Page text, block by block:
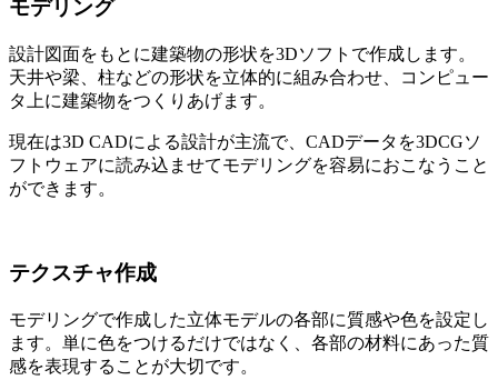
モデリング
設計図面をもとに建築物の形状を3Dソフトで作成します。
天井や梁、柱などの形状を立体的に組み合わせ、コンピュー
タ上に建築物をつくりあげます。
現在は3D CADによる設計が主流で、CADデータを3DCGソ
フトウェアに読み込ませてモデリングを容易におこなうこと
ができます。
テクスチャ作成
モデリングで作成した立体モデルの各部に質感や色を設定し
ます。単に色をつけるだけではなく、各部の材料にあった質
感を表現することが大切です。